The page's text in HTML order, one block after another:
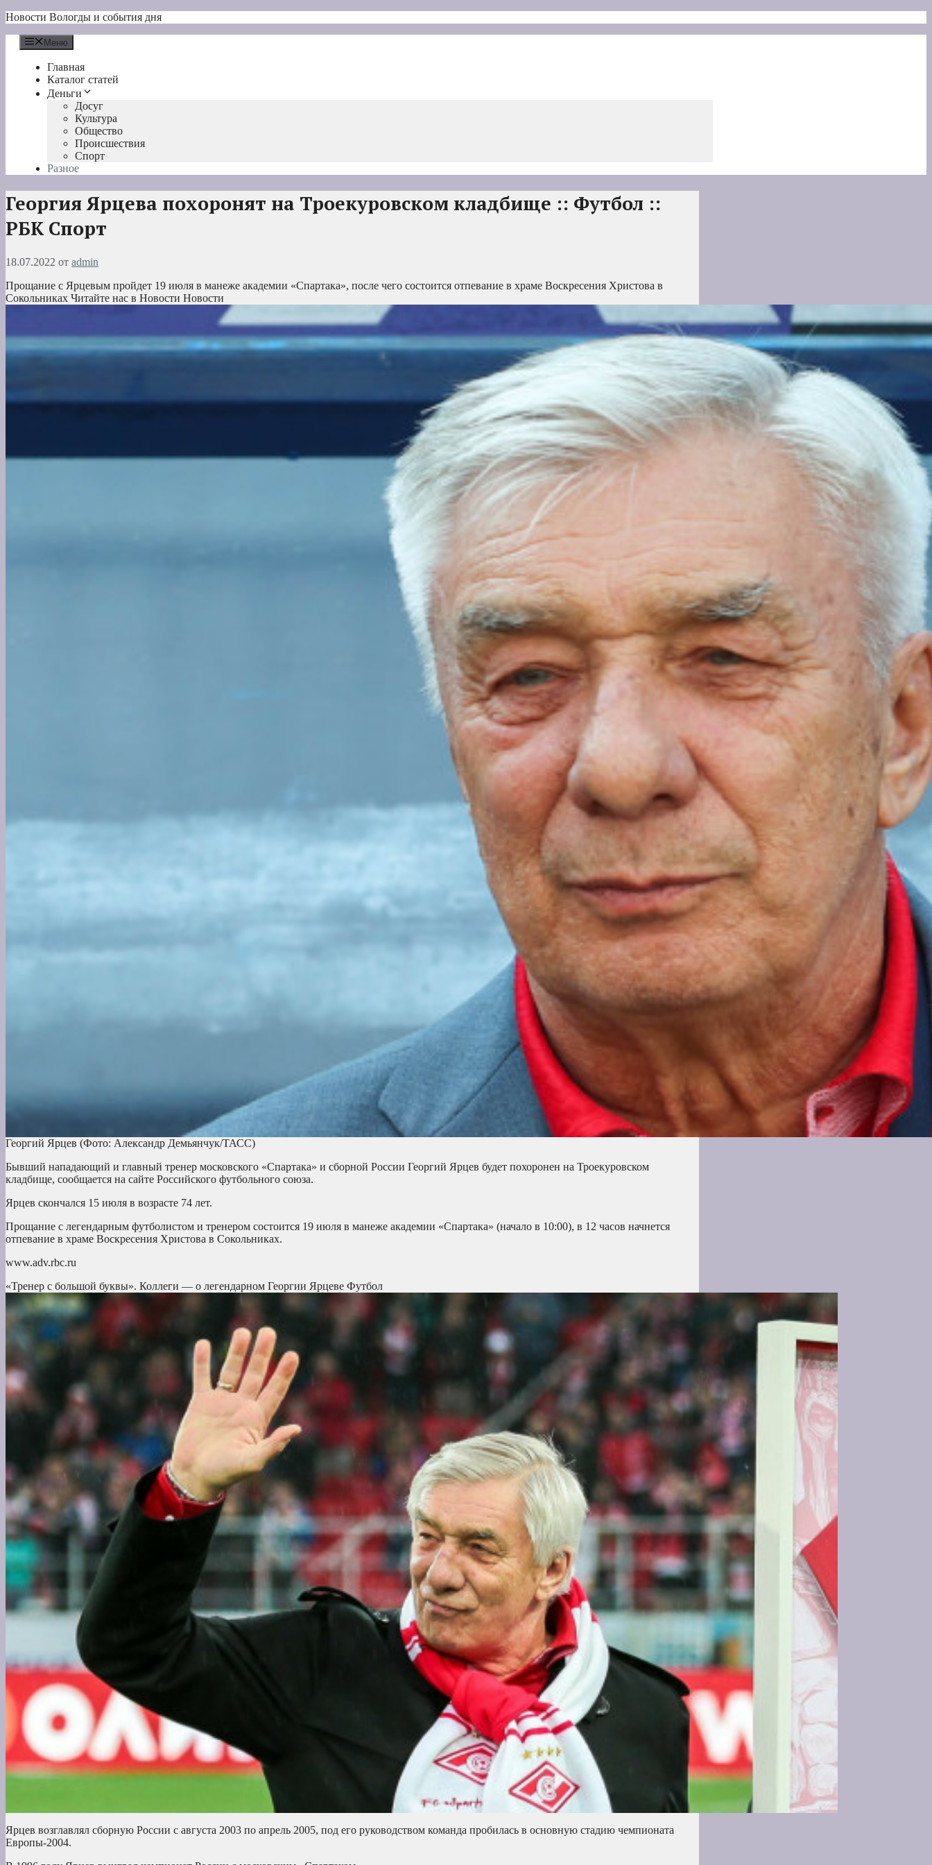
Перейти
содержимому
Новости Вологды и события дня
Меню
Главная
Каталог статей
Деньги
Досуг
Культура
Общество
Происшествия
Спорт
Разное
Георгия Ярцева похоронят на Троекуровском кладбище :: Футбол ::
РБК Спорт
18.07.2022 от admin
Прощание с Ярцевым пройдет 19 июля в манеже академии «Спартака», после чего состоится отпевание в храме Воскресения Христова в
Сокольниках Читайте нас в Новости Новости
Георгий Ярцев (Фото: Александр Демьянчук/ТАСС)
Бывший нападающий и главный тренер московского «Спартака» и сборной России Георгий Ярцев будет похоронен на Троекуровском
кладбище, сообщается на сайте Российского футбольного союза.
Ярцев скончался 15 июля в возрасте 74 лет.
Прощание с легендарным футболистом и тренером состоится 19 июля в манеже академии «Спартака» (начало в 10:00), в 12 часов начнется
отпевание в храме Воскресения Христова в Сокольниках.
www.adv.rbc.ru
«Тренер с большой буквы». Коллеги — о легендарном Георгии Ярцеве Футбол
Ярцев возглавлял сборную России с августа 2003 по апрель 2005, под его руководством команда пробилась в основную стадию чемпионата
Европы-2004.